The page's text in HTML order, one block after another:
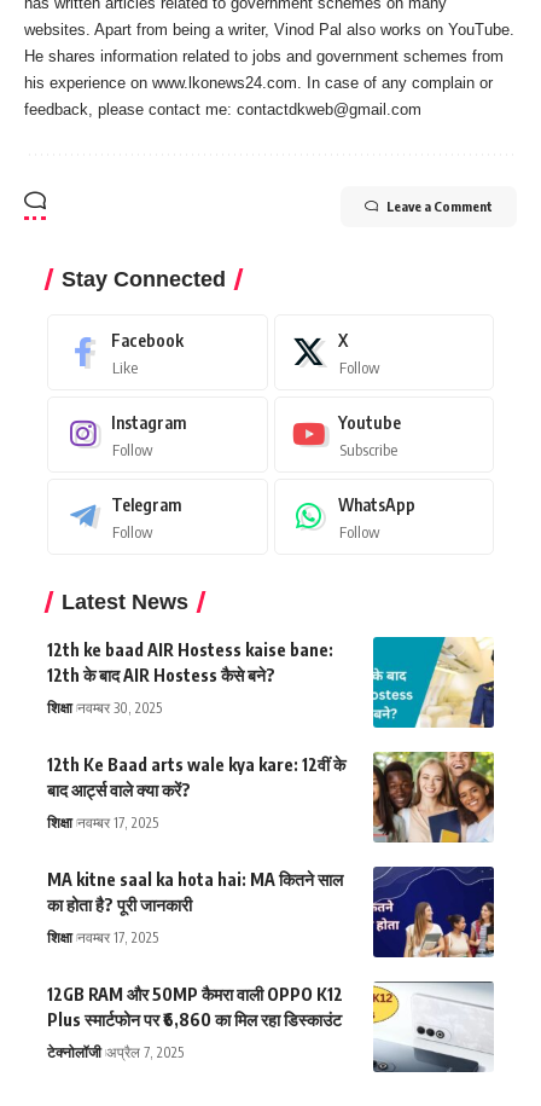
websites. Apart from being a writer, Vinod Pal also works on YouTube.
He shares information related to jobs and government schemes from
his experience on www.lkonews24.com. In case of any complain or
feedback, please contact me: contactdkweb@gmail.com
Leave a Comment
Stay Connected
Facebook
Like
X
Follow
Instagram
Follow
Youtube
Subscribe
Telegram
Follow
WhatsApp
Follow
Latest News
12th ke baad AIR Hostess kaise bane:
12th के बाद AIR Hostess कैसे बने?
शिक्षा नवम्बर 30, 2025
12th Ke Baad arts wale kya kare: 12वीं के
बाद आर्ट्स वाले क्या करें?
शिक्षा नवम्बर 17, 2025
MA kitne saal ka hota hai: MA कितने साल
का होता है? पूरी जानकारी
शिक्षा नवम्बर 17, 2025
12GB RAM और 50MP कैमरा वाली OPPO K12
Plus स्मार्टफोन पर ₹6,860 का मिल रहा डिस्काउंट
टेक्नोलॉजी अप्रैल 7, 2025